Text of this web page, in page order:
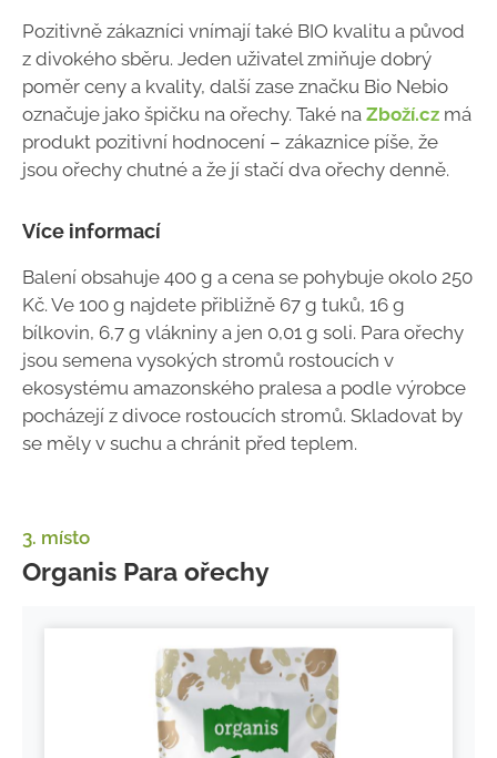
Pozitivně zákazníci vnímají také BIO kvalitu a původ
z divokého sběru. Jeden uživatel zmiňuje dobrý
poměr ceny a kvality, další zase značku Bio Nebio
označuje jako špičku na ořechy. Také na Zboží.cz má
produkt pozitivní hodnocení – zákaznice píše, že
jsou ořechy chutné a že jí stačí dva ořechy denně.
Více informací
Balení obsahuje 400 g a cena se pohybuje okolo 250
Kč. Ve 100 g najdete přibližně 67 g tuků, 16 g
bílkovin, 6,7 g vlákniny a jen 0,01 g soli. Para ořechy
jsou semena vysokých stromů rostoucích v
ekosystému amazonského pralesa a podle výrobce
pocházejí z divoce rostoucích stromů. Skladovat by
se měly v suchu a chránit před teplem.
3. místo
Organis Para ořechy